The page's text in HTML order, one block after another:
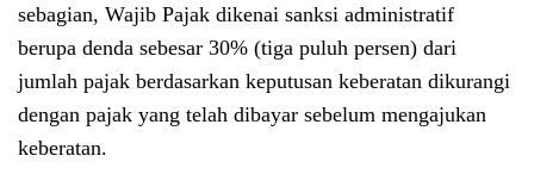
sebagian, Wajib Pajak dikenai sanksi administratif
berupa denda sebesar 30% (tiga puluh persen) dari
jumlah pajak berdasarkan keputusan keberatan dikurangi
dengan pajak yang telah dibayar sebelum mengajukan
keberatan.